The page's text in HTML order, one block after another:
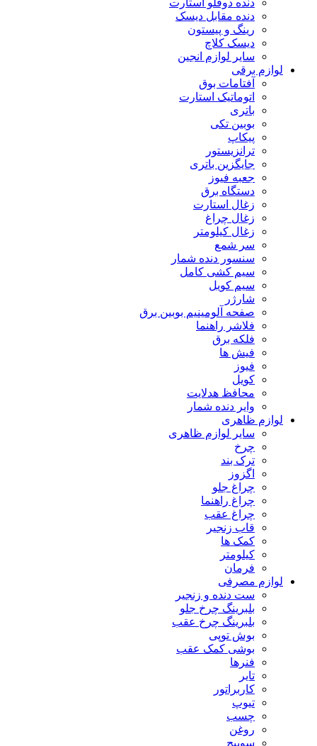
دنده دوقلو استارت
دنده مقابل دیسک
رینگ و پیستون
دیسک کلاچ
سایر لوازم انجین
لوازم برقی
آفتامات بوق
اتوماتیک استارت
باتری
بوبین تکی
پیکاپ
ترانزیستور
جایگزین باتری
جعبه فیوز
دستگاه برق
زغال استارت
زغال چراغ
زغال کیلومتر
سر شمع
سنسور دنده شمار
سیم کشی کامل
سیم کویل
شارژر
صفحه آلومینیم بوبین برق
فلاشر راهنما
فلکه برق
فیش ها
فیوز
کویل
محافظ هدلایت
وایر دنده شمار
لوازم ظاهری
سایر لوازم ظاهری
چرخ
ترک بند
اگزوز
چراغ جلو
چراغ راهنما
چراغ عقب
قاب زنجیر
کمک ها
کیلومتر
فرمان
لوازم مصرفی
ست دنده و زنجیر
بلبرینگ چرخ جلو
بلبرینگ چرخ عقب
بوش توپی
بوشی کمک عقب
فنرها
تایر
کاربراتور
تیوپ
چسب
روغن
سوییچ